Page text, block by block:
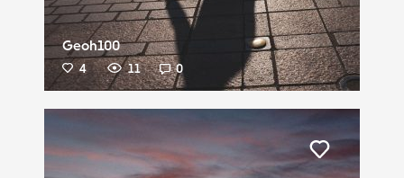
Geoh100
4 11 0
Liker